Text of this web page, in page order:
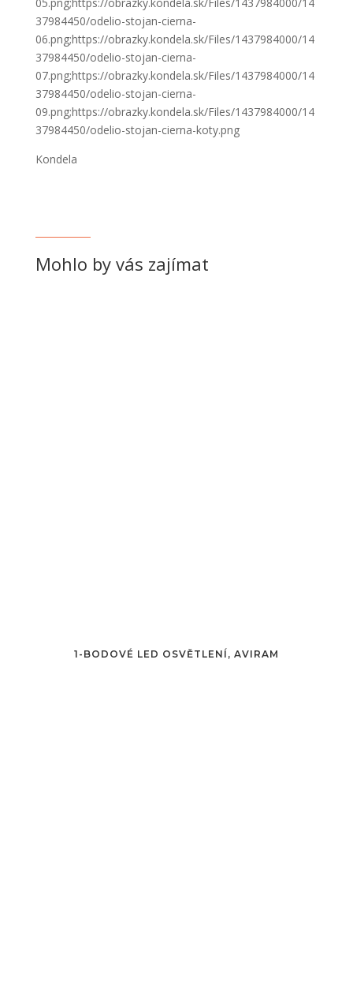
37984450/odelio-stojan-cierna-
06.png;https://obrazky.kondela.sk/Files/1437984000/14
37984450/odelio-stojan-cierna-
07.png;https://obrazky.kondela.sk/Files/1437984000/14
37984450/odelio-stojan-cierna-
09.png;https://obrazky.kondela.sk/Files/1437984000/14
37984450/odelio-stojan-cierna-koty.png
Kondela
Mohlo by vás zajímat
1-BODOVÉ LED OSVĚTLENÍ, AVIRAM